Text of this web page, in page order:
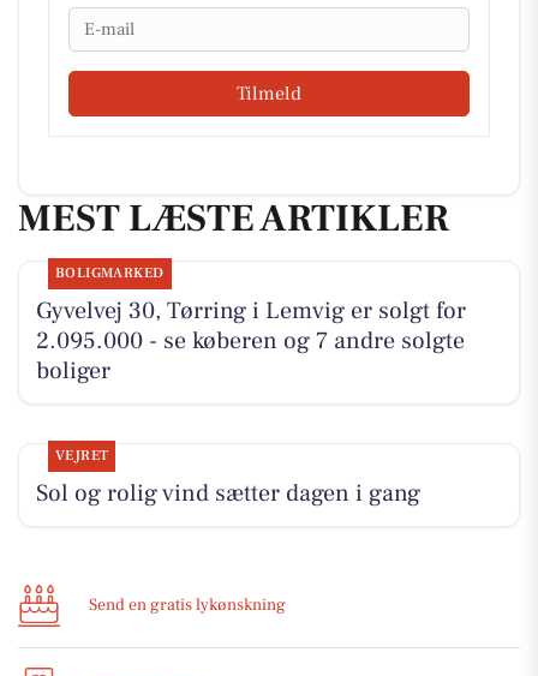
Email
Tilmeld
MEST LÆSTE ARTIKLER
BOLIGMARKED
Gyvelvej 30, Tørring i Lemvig er solgt for
2.095.000 - se køberen og 7 andre solgte
boliger
VEJRET
Sol og rolig vind sætter dagen i gang
Send en gratis lykønskning